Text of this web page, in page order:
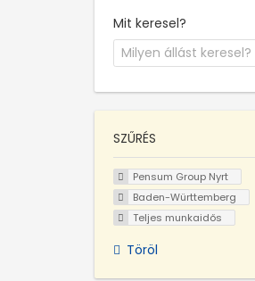
Mit keresel?
SZŰRÉS
Pensum Group Nyrt
Baden-Württemberg
Teljes munkaidős
Töröl